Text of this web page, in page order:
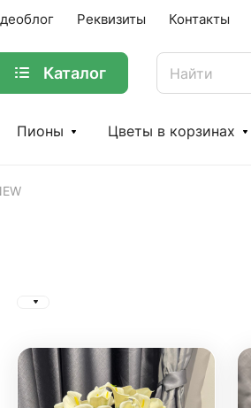
Реквизиты Контакты
Каталог
Пионы Цветы в корзинах